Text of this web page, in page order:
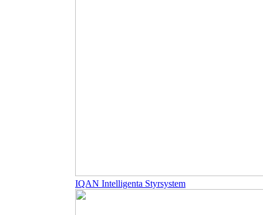
IQAN Intelligenta Styrsystem